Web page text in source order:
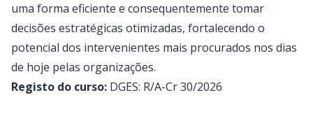
uma forma eficiente e consequentemente tomar
decisões estratégicas otimizadas, fortalecendo o
potencial dos intervenientes mais procurados nos dias
de hoje pelas organizações.
Registo do curso: DGES: R/A-Cr 30/2026